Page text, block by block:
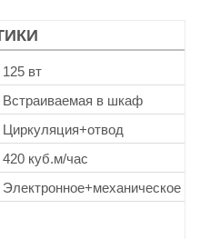
125 вт
Встраиваемая в шкаф
Циркуляция+отвод
420 куб.м/час
Электронное+механическое